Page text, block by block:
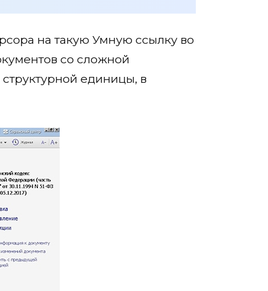
на такую Умную ссылку во
со сложной
единицы, в